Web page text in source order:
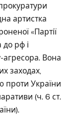
артистка
«Партії
до рф і
Вона
заходах,
проти України
(ч. 6 ст.